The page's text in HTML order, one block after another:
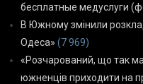
бесплатные медуслуги
В Южному змінили
Одеса» (7 969)
«Розчарований, що так
южненців приходити на